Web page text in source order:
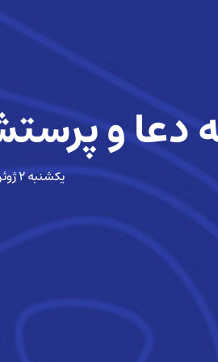
دعا و
یکشنبه ۲ ژوئن ۲۰۱۹